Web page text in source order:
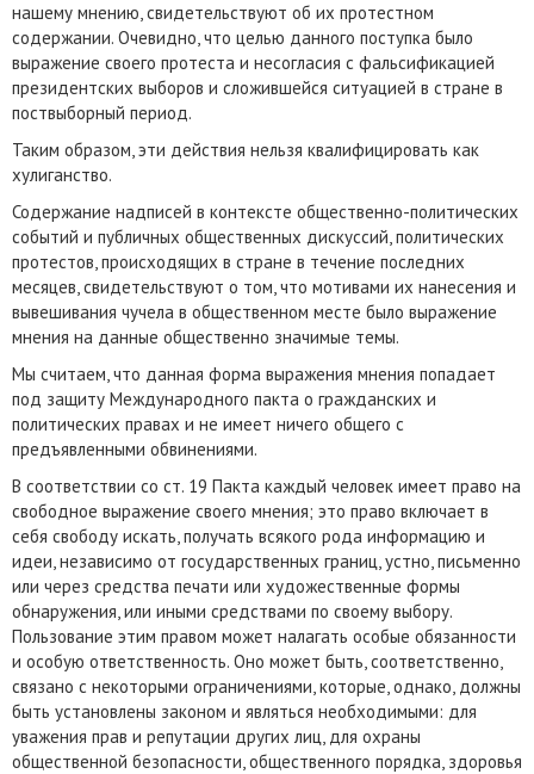
нашему мнению, свидетельствуют об их протестном
содержании. Очевидно, что целью данного поступка было
выражение своего протеста и несогласия с фальсификацией
президентских выборов и сложившейся ситуацией в стране в
поствыборный период.
Таким образом, эти действия нельзя квалифицировать как
хулиганство.
Содержание надписей в контексте общественно-политических
событий и публичных общественных дискуссий, политических
протестов, происходящих в стране в течение последних
месяцев, свидетельствуют о том, что мотивами их нанесения и
вывешивания чучела в общественном месте было выражение
мнения на данные общественно значимые темы.
Мы считаем, что данная форма выражения мнения попадает
под защиту Международного пакта о гражданских и
политических правах и не имеет ничего общего с
предъявленными обвинениями.
В соответствии со ст. 19 Пакта каждый человек имеет право на
свободное выражение своего мнения; это право включает в
себя свободу искать, получать всякого рода информацию и
идеи, независимо от государственных границ, устно, письменно
или через средства печати или художественные формы
обнаружения, или иными средствами по своему выбору.
Пользование этим правом может налагать особые обязанности
и особую ответственность. Оно может быть, соответственно,
связано с некоторыми ограничениями, которые, однако, должны
быть установлены законом и являться необходимыми: для
уважения прав и репутации других лиц, для охраны
общественной безопасности, общественного порядка, здоровья